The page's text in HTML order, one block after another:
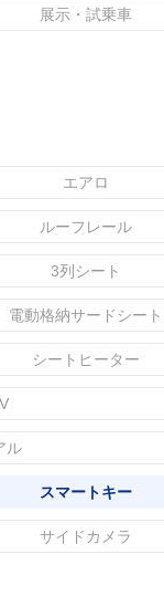
展示・試乗車
エアロ
ルーフレール
3列シート
電動格納サードシート
シートヒーター
ル
スマートキー
サイドカメラ